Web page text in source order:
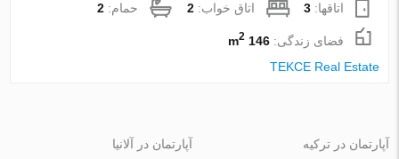
اتاقها:3 اتاق خواب:2 حمام:2
فضای زندگی:146 m
2
TEKCE Real Estate
آپارتمان در ترکیه
آپارتمان در آلانیا